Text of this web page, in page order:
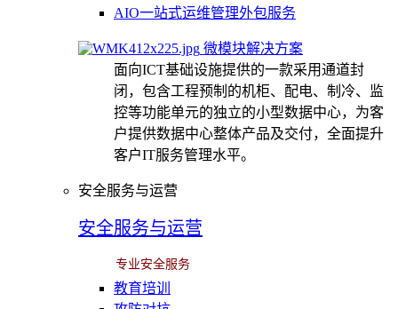
AIO一站式运维管理外包服务
微模块解决方案
面向ICT基础设施提供的一款采用通道封
闭，包含工程预制的机柜、配电、制冷、监
控等功能单元的独立的小型数据中心，为客
户提供数据中心整体产品及交付，全面提升
客户IT服务管理水平。
安全服务与运营
安全服务与运营
专业安全服务
教育培训